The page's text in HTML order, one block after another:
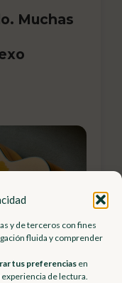
y de terceros con fines
fluida y comprender
tus preferencias en
de lectura.
Muchas